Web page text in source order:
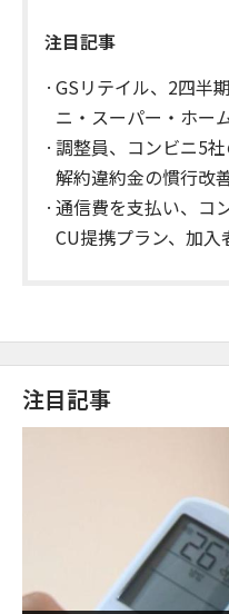
注目記事
GSリテイル、2四半
ニ・スーパー・ホー
調整員、コンビニ5
解約違約金の慣行改
通信費を支払い、コ
CU提携プラン、加入
注目記事